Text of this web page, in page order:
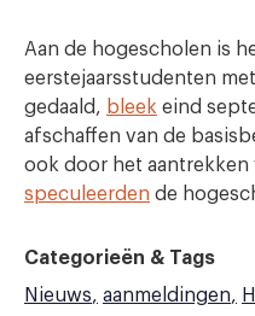
Aan de hogescholen is
eerstejaarsstudenten
gedaald, bleek eind
afschaffen van de
ook door het aantrekken
speculeerden de
Categorieën & Tags
Nieuws
aanmeldingen